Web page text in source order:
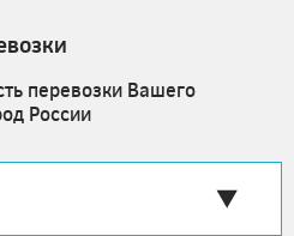
перевозки Вашего
России